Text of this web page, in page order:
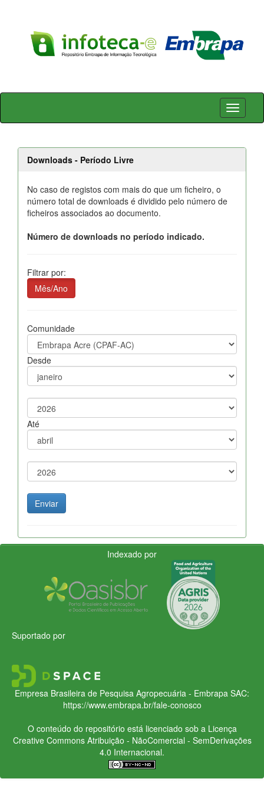
Skip
Downloads - Período Livre
No caso de registos com mais do que um ficheiro, o
número total de downloads é dividido pelo número de
ficheiros associados ao documento.
Número de downloads no período indicado.
Filtrar por:
Mês/Ano
Comunidade
Desde
Até
Indexado por
Suportado por
Empresa Brasileira de Pesquisa Agropecuária - Embrapa SAC:
https://www.embrapa.br/fale-conosco
O conteúdo do repositório está licenciado sob a Licença
Creative CommonsAtribuição - NãoComercial - SemDerivações
4.0 Internacional.